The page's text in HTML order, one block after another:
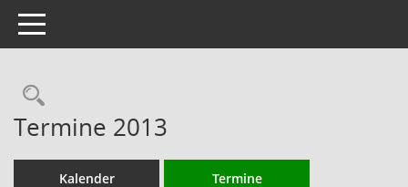
Toggle navigation
Rechercheauswahl
Termine 2013
Kalender Termine